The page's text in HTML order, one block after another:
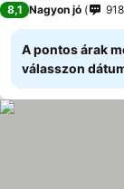
8,1 Nagyon jó 918
A pontos árak
válasszon